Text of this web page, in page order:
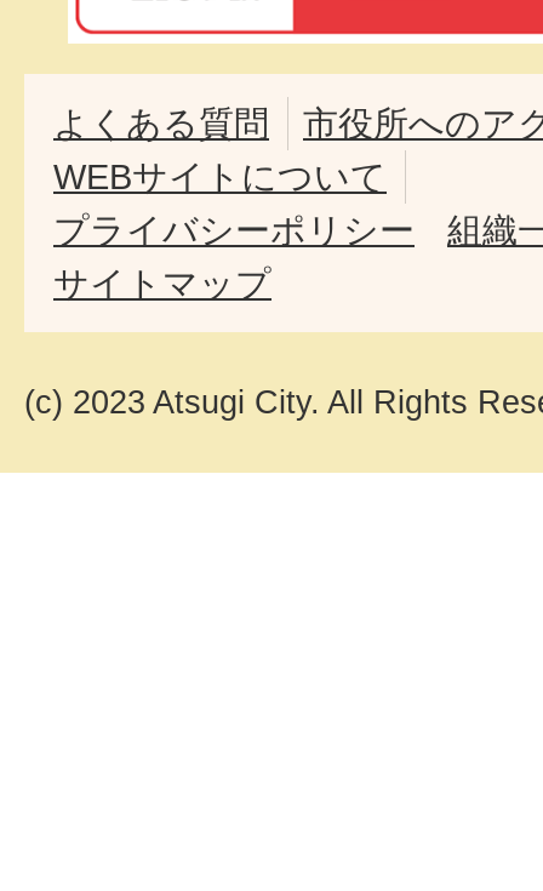
よくある質問
市役所へのア
WEBサイトについて
プライバシーポリシー
組織
サイトマップ
(c) 2023 Atsugi City. All Rights